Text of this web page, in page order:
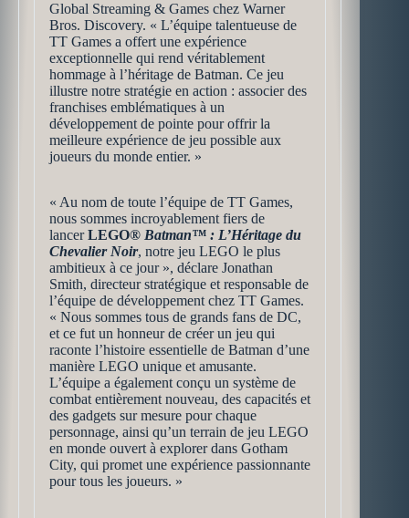
Global Streaming & Games chez Warner
Bros. Discovery. « L’équipe talentueuse de
TT Games a offert une expérience
exceptionnelle qui rend véritablement
hommage à l’héritage de Batman. Ce jeu
illustre notre stratégie en action : associer des
franchises emblématiques à un
développement de pointe pour offrir la
meilleure expérience de jeu possible aux
joueurs du monde entier. »
« Au nom de toute l’équipe de TT Games,
nous sommes incroyablement fiers de
lancerLEGO® Batman™ : L’Héritage du
Chevalier Noir, notre jeu LEGO le plus
ambitieux à ce jour », déclare Jonathan
Smith, directeur stratégique et responsable de
l’équipe de développement chez TT Games.
« Nous sommes tous de grands fans de DC,
et ce fut un honneur de créer un jeu qui
raconte l’histoire essentielle de Batman d’une
manière LEGO unique et amusante.
L’équipe a également conçu un système de
combat entièrement nouveau, des capacités et
des gadgets sur mesure pour chaque
personnage, ainsi qu’un terrain de jeu LEGO
en monde ouvert à explorer dans Gotham
City, qui promet une expérience passionnante
pour tous les joueurs. »